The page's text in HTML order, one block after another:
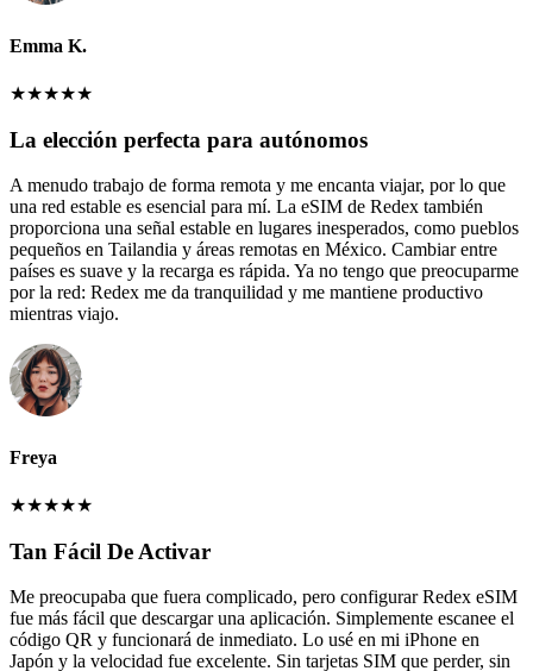
Emma K.
★★★★★
La elección perfecta para autónomos
A menudo trabajo de forma remota y me encanta viajar, por lo que
una red estable es esencial para mí. La eSIM de Redex también
proporciona una señal estable en lugares inesperados, como pueblos
pequeños en Tailandia y áreas remotas en México. Cambiar entre
países es suave y la recarga es rápida. Ya no tengo que preocuparme
por la red: Redex me da tranquilidad y me mantiene productivo
mientras viajo.
Freya
★★★★★
Tan Fácil De Activar
Me preocupaba que fuera complicado, pero configurar Redex eSIM
fue más fácil que descargar una aplicación. Simplemente escanee el
código QR y funcionará de inmediato. Lo usé en mi iPhone en
Japón y la velocidad fue excelente. Sin tarjetas SIM que perder, sin